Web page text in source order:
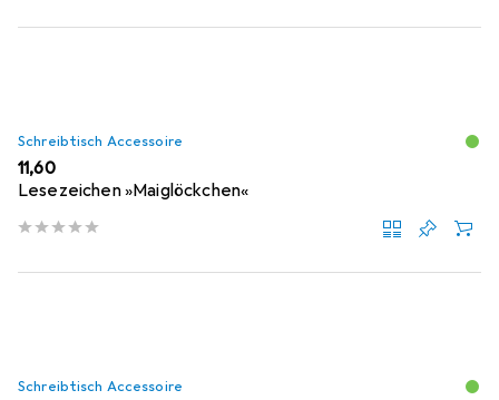
Schreibtisch Accessoire
EUR
11,60
Lesezeichen »Maiglöckchen«
Schreibtisch Accessoire